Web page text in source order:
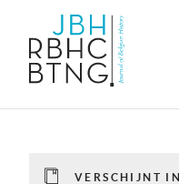
VERSCHIJNT IN